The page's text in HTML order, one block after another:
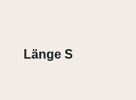
Länge S